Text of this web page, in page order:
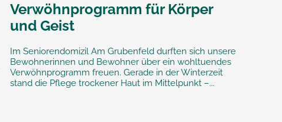
Verwöhnprogramm für Körper
und Geist
Im Seniorendomizil Am Grubenfeld durften sich unsere
Bewohnerinnen und Bewohner über ein wohltuendes
Verwöhnprogramm freuen. Gerade in der Winterzeit
stand die Pflege trockener Haut im Mittelpunkt –...